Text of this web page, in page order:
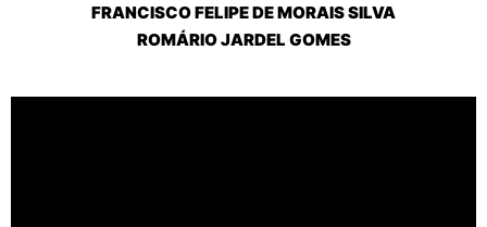
FRANCISCO FELIPE DE MORAIS SILVA
ROMÁRIO JARDEL GOMES